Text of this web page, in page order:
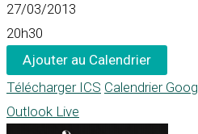
27/03/2013
20h30
Ajouter au Calendrier
Télécharger ICS Calendrier
Outlook Live